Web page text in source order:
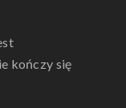
kończy się